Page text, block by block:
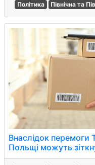
Політика Північна та
Внаслідок
Польщі можуть